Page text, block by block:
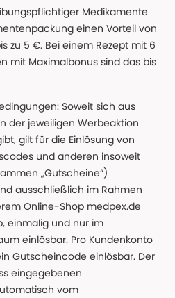
Medikamente
einen Vorteil von
zu 5 €. Bei einem Rezept mit 6
mit Maximalbonus sind das bis
Soweit sich aus
der jeweiligen Werbeaktion
gilt für die Einlösung von
und anderen insoweit
„Gutscheine“)
ausschließlich im Rahmen
Online-Shop medpex.de
einmalig und nur im
einlösbar. Pro Kundenkonto
Gutscheincode einlösbar. Der
eingegebenen
vom